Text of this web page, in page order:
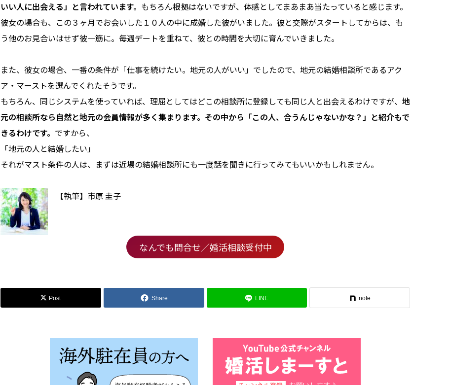
いい人に出会える」と言われています。 もちろん根拠はないですが、体感としてまあまあ当たっていると感じます。
彼女の場合も、この３ヶ月でお会いした１０人の中に成婚した彼がいました。彼と交際がスタートしてからは、も
う他のお見合いはせず彼一筋に。毎週デートを重ねて、彼との時間を大切に育んでいきました。
また、彼女の場合、一番の条件が「仕事を続けたい。地元の人がいい」でしたので、地元の結婚相談所であるアク
ア・マーストを選んでくれたそうです。
もちろん、同じシステムを使っていれば、理屈としてはどこの相談所に登録しても同じ人と出会えるわけですが、 地
元の相談所なら自然と地元の会員情報が多く集まります。その中から「この人、合うんじゃないかな？」と紹介もで
きるわけです。 ですから、
「地元の人と結婚したい」
それがマスト条件の人は、まずは近場の結婚相談所にも一度話を聞きに行ってみてもいいかもしれません。
【執筆】市原 圭子
なんでも問合せ／婚活相談受付中
Post Share LINE note